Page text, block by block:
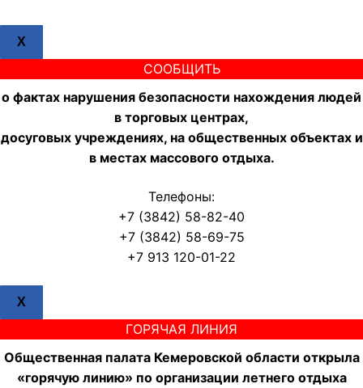
X
СООБЩИТЬ
о фактах нарушения безопасности нахождения людей
в торговых центрах,
досуговых учреждениях, на общественных объектах и
в местах массового отдыха.
Телефоны:
+7 (3842) 58-82-40
+7 (3842) 58-69-75
+7 913 120-01-22
X
ГОРЯЧАЯ ЛИНИЯ
Общественная палата Кемеровской области открыла
«горячую линию» по организации летнего отдыха